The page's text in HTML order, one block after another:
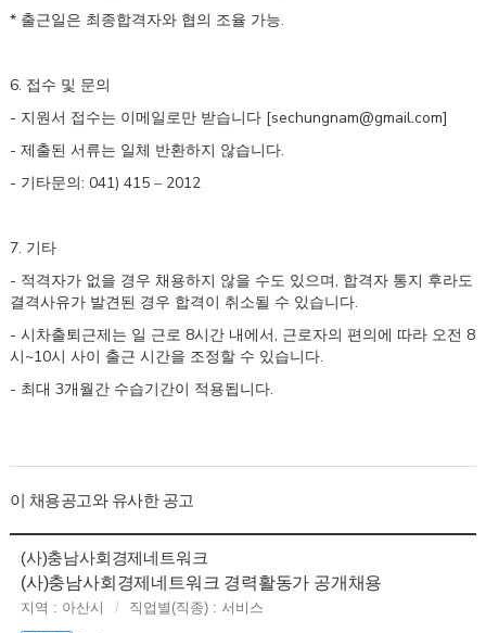
* 출근일은 최종합격자와 협의 조율 가능.
6. 접수 및 문의
- 지원서 접수는 이메일로만 받습니다 [sechungnam@gmail.com]
- 제출된 서류는 일체 반환하지 않습니다.
- 기타문의 : 041) 415 – 2012
7. 기타
- 적격자가 없을 경우 채용하지 않을 수도 있으며 , 합격자 통지 후라도
결격사유가 발견된 경우 합격이 취소될 수 있습니다.
- 시차출퇴근제는 일 근로 8시간 내에서 , 근로자의 편의에 따라 오전 8
시 ~10시 사이 출근 시간을 조정할 수 있습니다.
- 최대 3개월간 수습기간이 적용됩니다.
이 채용공고와 유사한 공고
(사)충남사회경제네트워크
(사)충남사회경제네트워크 경력활동가 공개채용
지역 : 아산시 직업별(직종) : 서비스